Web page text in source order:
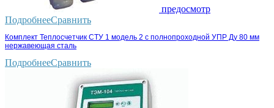
предосмотр
ПодробнееСравнить
Комплект Теплосчетчик СТУ 1 модель 2 с полнопроходной УПР Ду 80 мм
нержавеющая сталь
ПодробнееСравнить